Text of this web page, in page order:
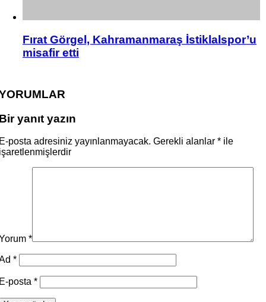
Fırat Görgel, Kahramanmaraş İstiklalspor’u
misafir etti
yanıt yazın
posta adresiniz yayınlanmayacak. Gerekli alanlar * ile
*
*
posta *